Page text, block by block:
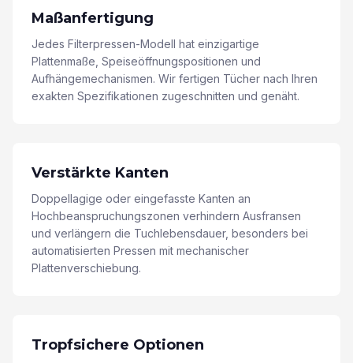
Maßanfertigung
Jedes Filterpressen-Modell hat einzigartige
Plattenmaße, Speiseöffnungspositionen und
Aufhängemechanismen. Wir fertigen Tücher nach Ihren
exakten Spezifikationen zugeschnitten und genäht.
Verstärkte Kanten
Doppellagige oder eingefasste Kanten an
Hochbeanspruchungszonen verhindern Ausfransen
und verlängern die Tuchlebensdauer, besonders bei
automatisierten Pressen mit mechanischer
Plattenverschiebung.
Tropfsichere Optionen